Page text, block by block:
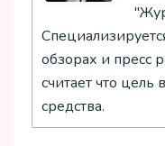
обзорах и пресс
считает что цель
средства.